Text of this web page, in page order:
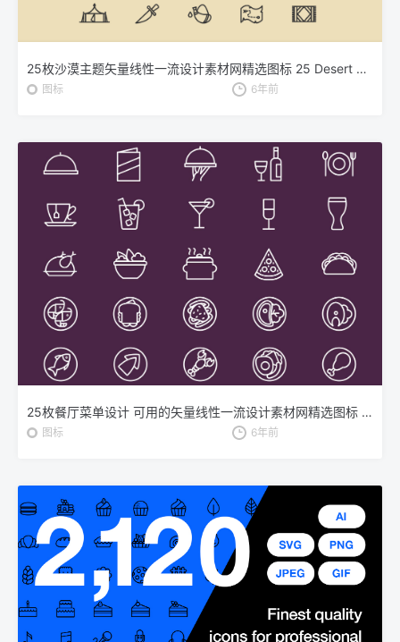
25枚沙漠主题矢量线性一流设计素材网精选图标 25 Desert Line Vector Icons
图标 6年前
25枚餐厅菜单设计 可用的矢量线性一流设计素材网精选图标 25 Restaurant Menu Icons
图标 6年前